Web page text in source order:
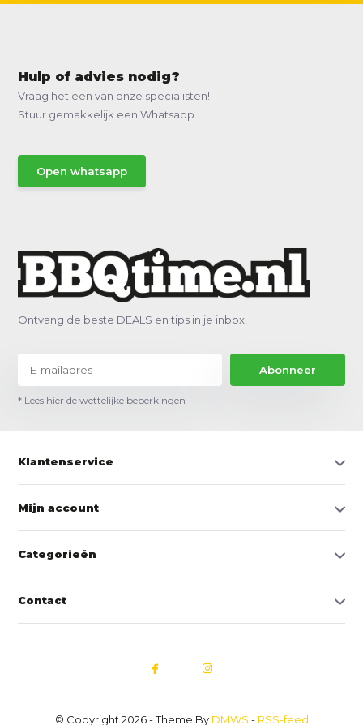
Hulp of advies nodig?
Vraag het een van onze specialisten!
Stuur gemakkelijk een Whatsapp.
Open whatsapp
Ontvang de beste DEALS en tips in je inbox!
Abonneer
* Lees hier de wettelijke beperkingen
Klantenservice
Mijn account
Categorieën
Contact
© Copyright 2026 - Theme By DMWS - RSS-feed